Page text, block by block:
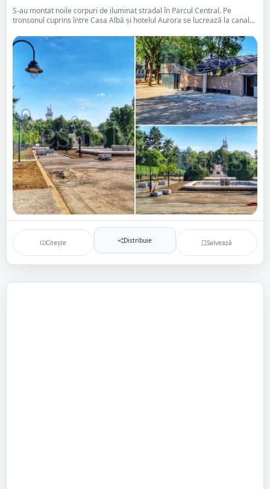
S-au montat noile corpuri de iluminat stradal în Parcul Central. Pe
tronsonul cuprins între Casa Albă și hotelul Aurora se lucrează la canal...
Citește Distribuie Salvează